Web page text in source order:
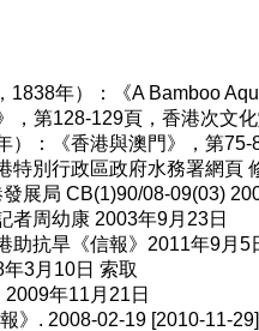
年）：《A Bamboo
，第128-129頁，香港次文
）：《香港與澳門》，第
別行政區政府水務署網頁
展局 CB(1)90/08-09(03)
者周幼康 2003年9月23日
助抗旱《信報》2011年9月5
3月10日 索取
年11月21日
》. 2008-02-19 [2010-11-